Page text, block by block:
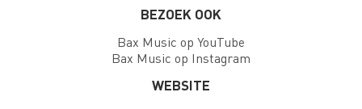
BEZOEK OOK
Bax Music op YouTube
Bax Music op Instagram
WEBSITE